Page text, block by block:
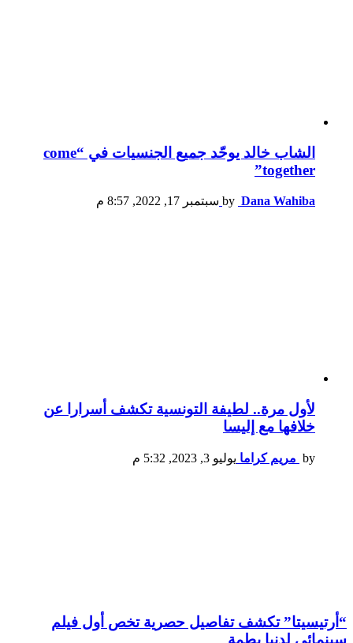
الشاب خالد يوحّد جميع الجنسيات في “come
together”
by Dana Wahiba سبتمبر 17, 2022, 8:57 م
لأول مرة.. لطيفة التونسية تكشف أسرارا عن
خلافها مع إليسا
by مريم كراما يوليو 3, 2023, 5:32 م
“أرتيسيتا” تكشف تفاصيل حصرية تخص أول فيلم